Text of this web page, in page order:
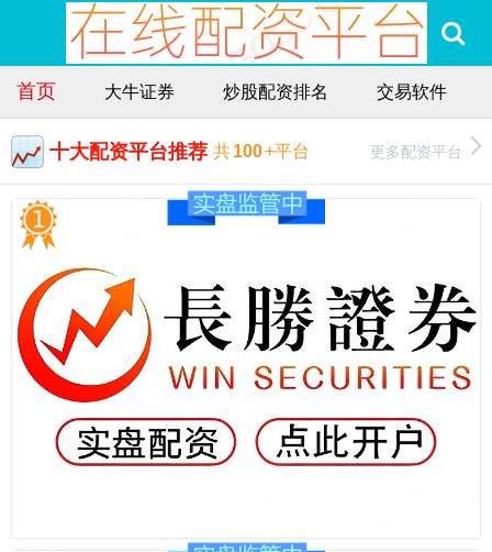
首页 大牛证券 炒股配资排名 交易软件
十大配资平台推荐 共100+平台 更多配资平台